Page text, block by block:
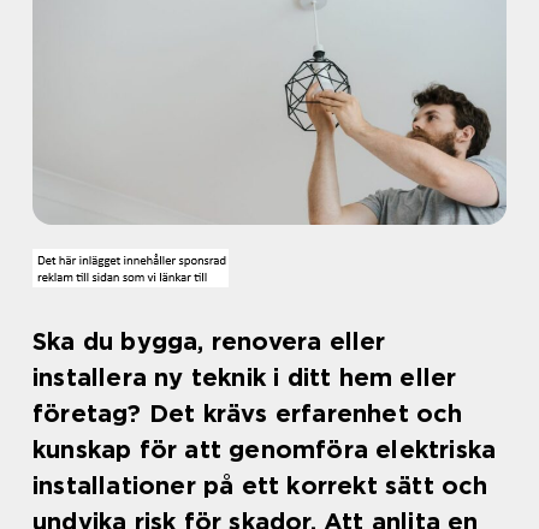
Ska du bygga, renovera eller
installera ny teknik i ditt hem eller
företag? Det krävs erfarenhet och
kunskap för att genomföra elektriska
installationer på ett korrekt sätt och
undvika risk för skador. Att anlita en